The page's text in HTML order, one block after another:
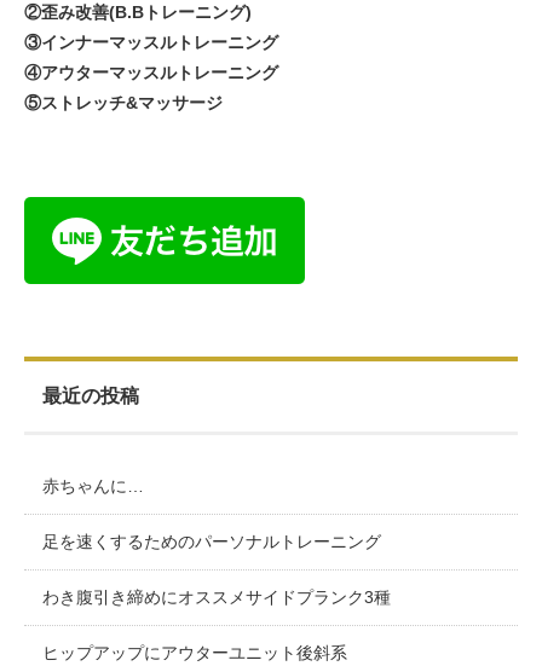
②歪み改善(B.Bトレーニング)
③インナーマッスルトレーニング
④アウターマッスルトレーニング
⑤ストレッチ&マッサージ
最近の投稿
赤ちゃんに…
足を速くするためのパーソナルトレーニング
わき腹引き締めにオススメサイドプランク3種
ヒップアップにアウターユニット後斜系